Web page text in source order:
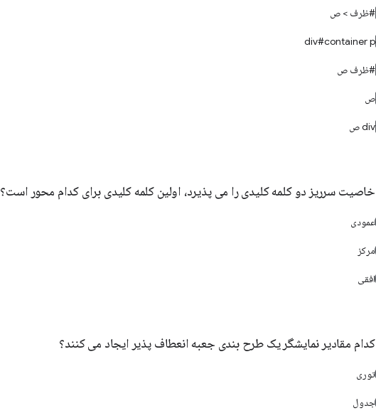
#ظرف > ص
div#container p
#ظرف ص
ص
div ص
خاصیت سرریز دو کلمه کلیدی را می پذیرد، اولین کلمه کلیدی برای کدام محور است؟
عمودی
مرکز
افقی
کدام مقادیر نمایشگر یک طرح بندی جعبه انعطاف پذیر ایجاد می کنند؟
توری
جدول